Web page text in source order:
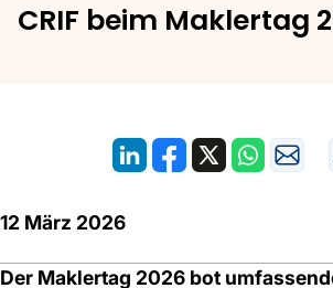
CRIF beim Maklertag
12 März 2026
Der Maklertag 2026 bot